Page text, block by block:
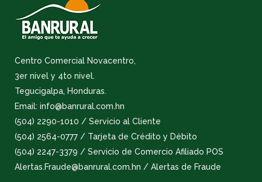
Centro Comercial Novacentro,
3er nivel y 4to nivel.
Tegucigalpa, Honduras.
Email: info@banrural.com.hn
(504) 2290-1010 / Servicio al Cliente
(504) 2564-0777 / Tarjeta de Crédito y Débito
(504) 2247-3379 / Servicio de Comercio Afiliado POS
Alertas.Fraude@banrural.com.hn / Alertas de Fraude